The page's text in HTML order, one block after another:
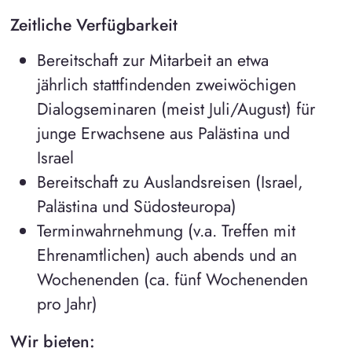
Zeitliche Verfügbarkeit
Bereitschaft zur Mitarbeit an etwa
jährlich stattfindenden zweiwöchigen
Dialogseminaren (meist Juli/August) für
junge Erwachsene aus Palästina und
Israel
Bereitschaft zu Auslandsreisen (Israel,
Palästina und Südosteuropa)
Terminwahrnehmung (v.a. Treffen mit
Ehrenamtlichen) auch abends und an
Wochenenden (ca. fünf Wochenenden
pro Jahr)
Wir bieten: